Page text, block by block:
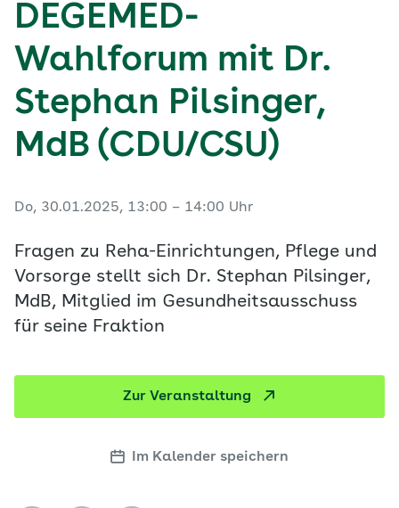
DEGEMED-
Wahlforum mit Dr.
Stephan Pilsinger,
MdB (CDU/CSU)
Do, 30.01.2025, 13:00 – 14:00 Uhr
Fragen zu Reha-Einrichtungen, Pflege und
Vorsorge stellt sich Dr. Stephan Pilsinger,
MdB, Mitglied im Gesundheitsausschuss
für seine Fraktion
Zur Veranstaltung
Im Kalender speichern